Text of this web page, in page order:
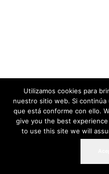
Utilizamos cookies para
nuestro sitio web. Si
que está conforme con ello.
give you the best
to use this site we will